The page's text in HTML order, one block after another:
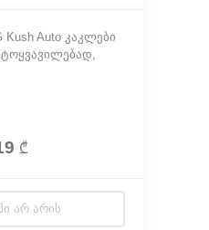
Kush Auto კაკლები
გზით Og
₾
ᲐᲠ ᲐᲠᲘᲡ